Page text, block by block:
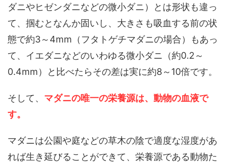
ダニやヒゼンダニなどの微小ダニ）とは形状も違っ
て、掴むとなんか固いし、大きさも吸血する前の状
態で約3～4mm（フタトゲチマダニの場合）もあっ
て、イエダニなどのいわゆる微小ダニ（約0.2～
0.4mm）と比べたらその差は実に約8～10倍です。
そして、 マダニの唯一の栄養源は、動物の血液で
す。
マダニは公園や庭などの草木の陰で適度な湿度があ
れば生き延びることができて、栄養源である動物た